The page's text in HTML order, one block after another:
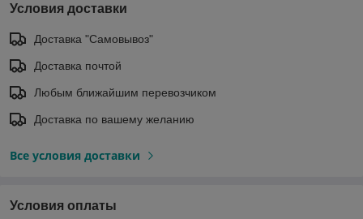
Условия доставки
Доставка "Самовывоз"
Доставка почтой
Любым ближайшим перевозчиком
Доставка по вашему желанию
Все условия доставки
Условия оплаты